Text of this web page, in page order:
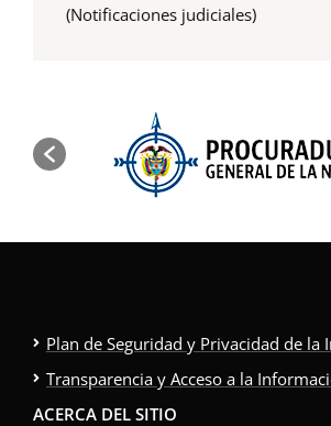
(Notificaciones judiciales)
Plan de Seguridad y Privacidad de la
Transparencia y Acceso a la
ACERCA DEL SITIO